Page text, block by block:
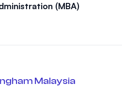
(MBA)
Malaysia